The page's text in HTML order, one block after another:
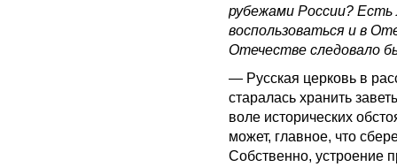
рубежами России?
воспользоваться и в
Отечестве следовало
— Русская церковь в
старалась хранить
воле исторических
может, главное, что
Собственно, устроение